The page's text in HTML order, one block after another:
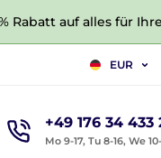
Rabatt auf alles für
EUR
+49 176 34 433
Mo 9-17, Tu 8-16, We